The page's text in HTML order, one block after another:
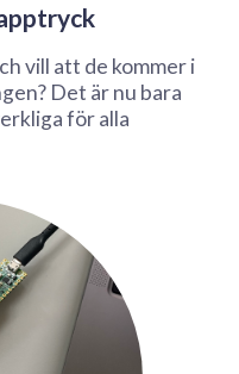
vill att de kommer i
Det är nu bara
för alla